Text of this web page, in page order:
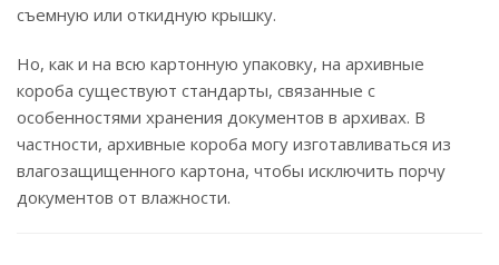
съемную или откидную крышку.
Но, как и на всю картонную упаковку, на архивные
короба существуют стандарты, связанные с
особенностями хранения документов в архивах. В
частности, архивные короба могу изготавливаться из
влагозащищенного картона, чтобы исключить порчу
документов от влажности.